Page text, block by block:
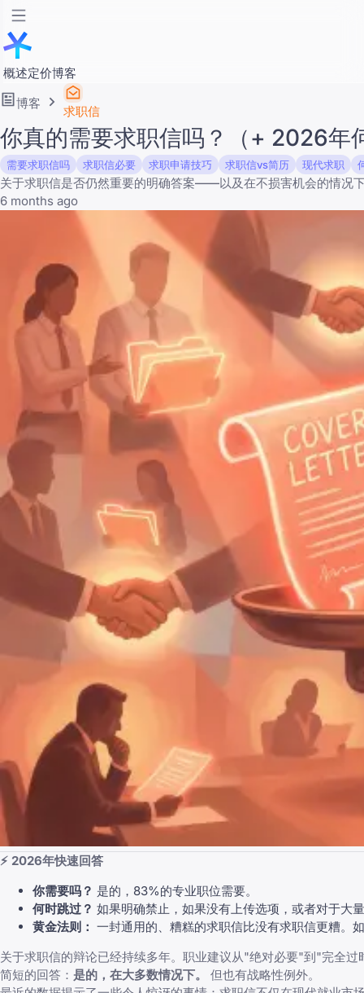
概述定价博客
博客
求职信
你真的需要求职信吗？（+ 2026年
需要求职信吗 求职信必要 求职申请技巧 求职信vs简历 现代求职
关于求职信是否仍然重要的明确答案——以及在不损害机会的情况
6 months ago
⚡ 2026年快速回答
你需要吗？ 是的，83%的专业职位需要。
何时跳过？ 如果明确禁止，如果没有上传选项，或者对于大
黄金法则： 一封通用的、糟糕的求职信比没有求职信更糟。
关于求职信的辩论已经持续多年。职业建议从"绝对必要"到"完全
简短的回答： 是的，在大多数情况下。
但也有战略性例外。